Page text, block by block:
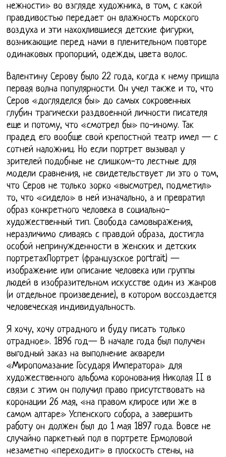
нежности» во взгляде художника, в том, с какой
правдивостью передает он влажность морского
воздуха и эти нахохлившиеся детские фигурки,
возникающие перед нами в пленительном повторе
одинаковых пропорций, одежды, цвета волос.
Валентину Серову было 22 года, когда к нему пришла
первая волна популярности. Он учел также и то, что
Серов «догляделся бы» до самых сокровенных
глубин трагически раздвоенной личности писателя
еще и потому, что «смотрел бы» по-иному. Так
прадед его вообще свой крепостной театр имел — с
сотней наложниц. Но если портрет вызывал у
зрителей подобные не слишком-то лестные для
модели сравнения, не свидетельствует ли это о том,
что Серов не только зорко «высмотрел, подметил»
то, что «сидело» в ней изначально, а и превратил
образ конкретного человека в социально-
художественный тип. Свобода самовыражения,
неразличимо сливаясь с правдой образа, достигла
особой непринужденности в женских и детских
портретахПортрет (французское portrait) —
изображение или описание человека или группы
людей в изобразительном искусстве один из жанров
(и отдельное произведение), в котором воссоздается
человеческая индивидуальность.
Я хочу, хочу отрадного и буду писать только
отрадное». 1896 год— В начале года был получен
выгодный заказ на выполнение акварели
«Миропомазание Государя Императора» для
художественного альбома коронования Николая II в
связи с этим он получил право присутствовать на
коронации 26 мая, «на правом клиросе или же в
самом алтаре» Успенского собора, а завершить
работу он должен был до 1 мая 1897 года. Вовсе не
случайно паркетный пол в портрете Ермоловой
незаметно «переходит» в плоскость стены, на